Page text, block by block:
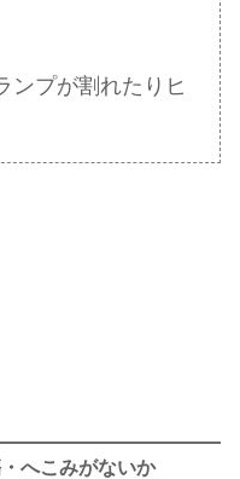
ンプが割れたりヒ
へこみがないか